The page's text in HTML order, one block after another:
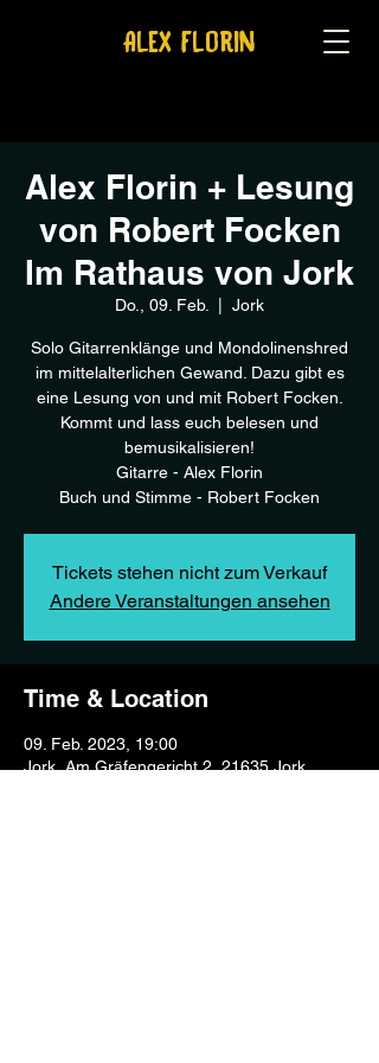
Alex Florin
Alex Florin + Lesung
von Robert Focken
Im Rathaus von Jork
Do., 09. Feb. Jork
Solo Gitarrenklänge und Mondolinenshred
im mittelalterlichen Gewand. Dazu gibt es
eine Lesung von und mit Robert Focken.
Kommt und lass euch belesen und
bemusikalisieren!
Gitarre - Alex Florin
Tickets stehen nicht zum Verkauf
Andere Veranstaltungen ansehen
Time & Location
09. Feb. 2023, 19:00
Jork, Am Gräfengericht 2, 21635 Jork,